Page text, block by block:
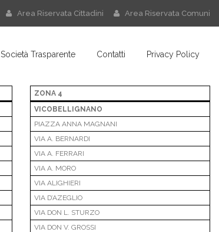
Area Riservata Cittadini Area Riservata Comuni
Società Trasparente Contatti Privacy Policy
ZONA 4
VICOBELLIGNANO
PIAZZA ANNA MAGNANI
VIA A. BERNARDI
VIA A. FERRARI
VIA A. MORO
VIA ALIGHIERI
VIA D’AZEGLIO
VIA DON L. STURZO
VIA DON V. GROSSI